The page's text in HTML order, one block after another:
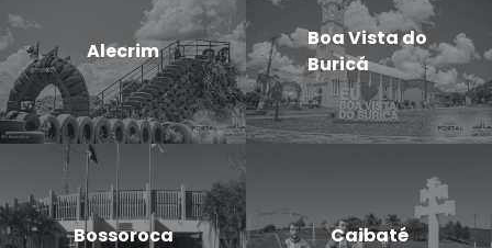
Alecrim
Boa Vista do
Buricá
Bossoroca Caibaté